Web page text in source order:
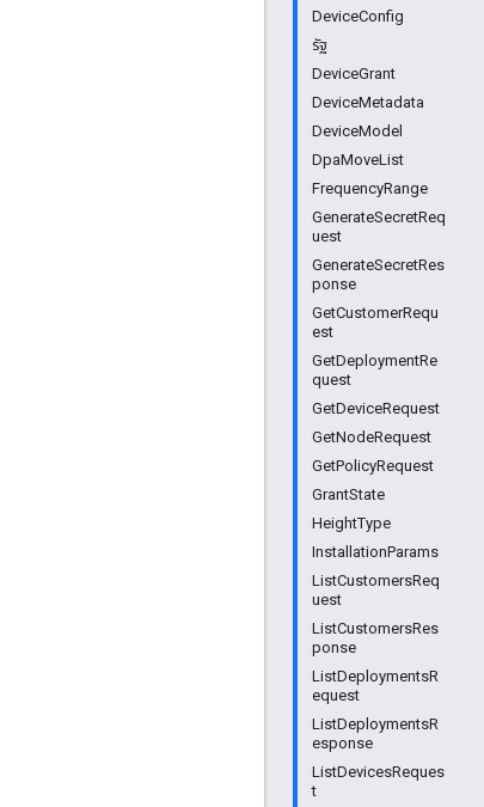
DeviceConfig
รัฐ
DeviceGrant
DeviceMetadata
DeviceModel
DpaMoveList
FrequencyRange
GenerateSecretReq
uest
GenerateSecretRes
ponse
GetCustomerRequ
est
GetDeploymentRe
quest
GetDeviceRequest
GetNodeRequest
GetPolicyRequest
GrantState
HeightType
InstallationParams
ListCustomersReq
uest
ListCustomersRes
ponse
ListDeploymentsR
equest
ListDeploymentsR
esponse
ListDevicesReques
t